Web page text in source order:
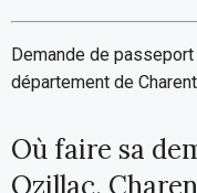
Demande de
département de
Où faire sa
Ozillac,